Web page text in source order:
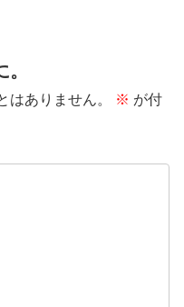
はありません。 ※ が付